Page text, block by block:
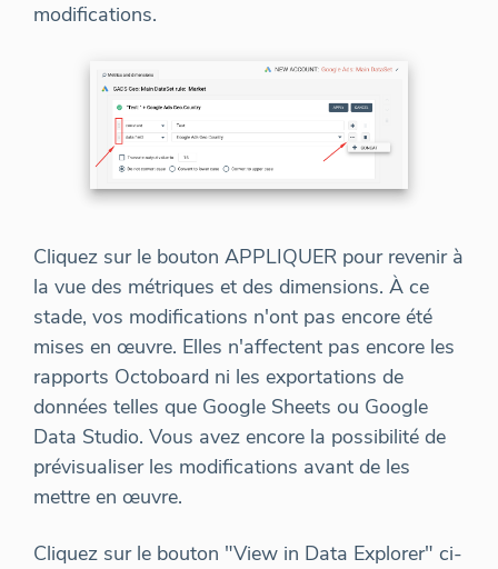
modifications.
Cliquez sur le bouton APPLIQUER pour revenir à
la vue des métriques et des dimensions. À ce
stade, vos modifications n'ont pas encore été
mises en œuvre. Elles n'affectent pas encore les
rapports Octoboard ni les exportations de
données telles que Google Sheets ou Google
Data Studio. Vous avez encore la possibilité de
prévisualiser les modifications avant de les
mettre en œuvre.
Cliquez sur le bouton "View in Data Explorer" ci-